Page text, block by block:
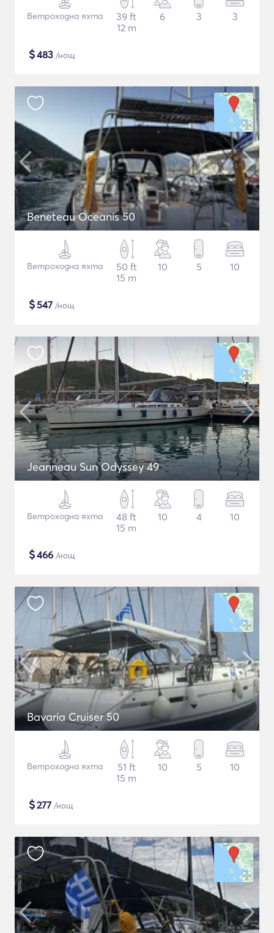
Ветроходна яхта
39 ft
12 m
6 3 3
$483 /нощ
Beneteau Oceanis 50
Ветроходна яхта
50 ft
15 m
10 5 10
$547 /нощ
Jeanneau Sun Odyssey 49
Ветроходна яхта
48 ft
15 m
10 4 10
$466 /нощ
Bavaria Cruiser 50
Ветроходна яхта
51 ft
15 m
10 5 10
$277 /нощ